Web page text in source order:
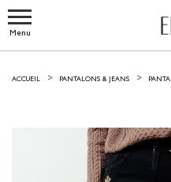
Menu
ACCUEIL PANTALONS & JEANS